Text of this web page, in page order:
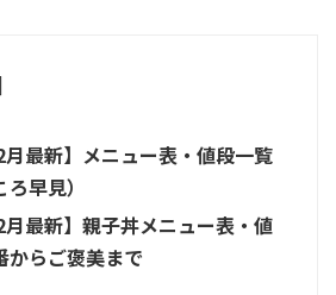
月最新】メニュー表・値段一覧
早見）
月最新】親子丼メニュー表・値
からご褒美まで